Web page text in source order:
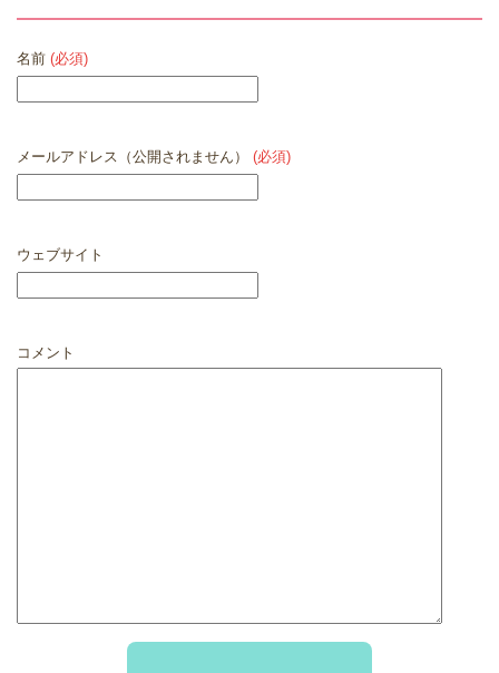
名前 (必須)
メールアドレス（公開されません） (必須)
ウェブサイト
コメント